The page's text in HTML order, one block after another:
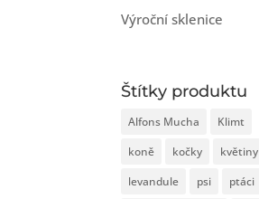
Výroční sklenice
Štítky produktu
Alfons Mucha
Klimt
koně
kočky
květiny
levandule
psi
ptáci